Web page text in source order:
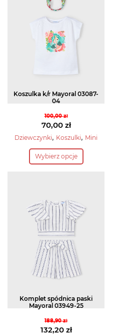
Opcje
można
wybrać
na
stronie
Koszulka k/r Mayoral 03087-
04
100,00zł
Pierwotna
cena
wynosiła:
100,00 zł.
70,00 zł
Aktualna
cena
wynosi:
Dziewczynki, Koszulki, Mini
Wybierz opcje
Ten
produkt
wariantów.
Opcje
można
wybrać
na
stronie
produktu
Komplet spódnica paski
Mayoral 03949-25
188,90zł
Pierwotna
132,20 zł